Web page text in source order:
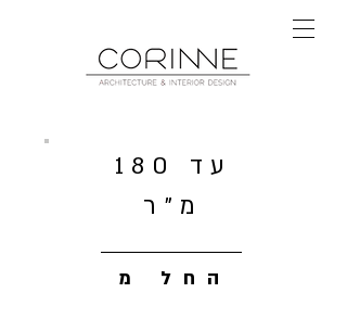
עד 180
מ"ר
החל מ